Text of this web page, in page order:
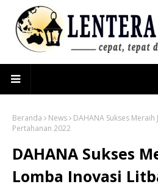
Beranda News
DAHANA Sukses
Pertahanan 2022
DAHANA Sukses
Lomba Inovasi